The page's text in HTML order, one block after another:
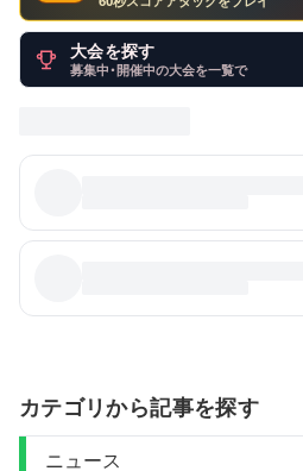
大会を探す
募集中・開催中の大会を一覧で
カテゴリから記事を探す
ニュース